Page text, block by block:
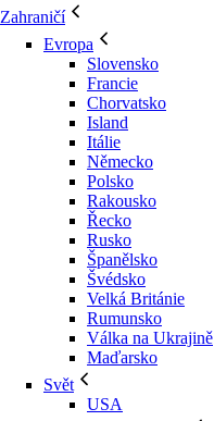
Zahraničí
Evropa
Slovensko
Francie
Chorvatsko
Island
Itálie
Německo
Polsko
Rakousko
Řecko
Rusko
Španělsko
Švédsko
Velká Británie
Rumunsko
Válka na Ukrajině
Maďarsko
Svět
USA